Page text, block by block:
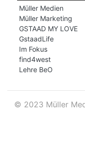
Müller Medien
Müller Marketing
GSTAAD MY LOVE
GstaadLife
Im Fokus
find4west
Lehre BeO
© 2023 Müller